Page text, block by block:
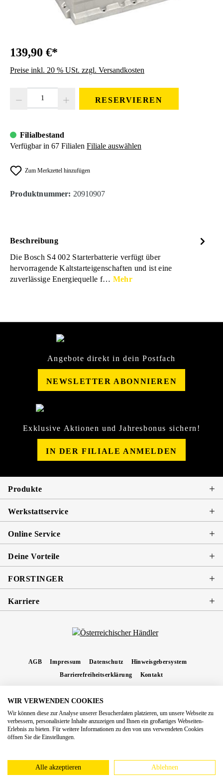
139,90 €*
Preise inkl. 20 % USt. zzgl. Versandkosten
RESERVIEREN
Filialbestand
Verfügbar in 67 Filialen Filiale auswählen
Zum Merkzettel hinzufügen
Produktnummer: 20910907
Beschreibung
Die Bosch S4 002 Starterbatterie verfügt über
hervorragende Kaltstarteigenschaften und ist eine
zuverlässige Energiequelle f… Mehr
Angebote direkt in dein Postfach
NEWSLETTER ABONNIEREN
Exklusive Aktionen und Jahresbonus sichern!
IN DER FILIALE ANMELDEN
Produkte
Werkstattservice
Online Service
Deine Vorteile
FORSTINGER
Karriere
AGB Impressum Datenschutz
Hinweisgebersystem
Barrierefreiheitserklärung
Kontakt
Nachnahmegebühren, wenn nicht anders angegeben.
Copyright 2026 Forstinger Österreich GmbH
Königstetter Straße 128 - 134/OG3, 3430 Tulln
europäschen Online-Streitbeilegungs-Plattform hinzuweisen:
webgate.ec.europa.eu/odr
WIR VERWENDEN COOKIES
Wir können diese zur Analyse unserer Besucherdaten platzieren, um unsere Webseite zu
verbessern, personalisierte Inhalte anzuzeigen und Ihnen ein großartiges Webseiten-
Erlebnis zu bieten. Für weitere Informationen zu den von uns verwendeten Cookies
öffnen Sie die Einstellungen.
Alle akzeptieren Ablehnen